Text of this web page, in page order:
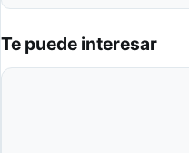
Te puede interesar